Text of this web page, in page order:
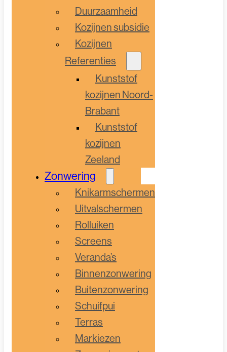
Duurzaamheid
Kozijnen subsidie
Kozijnen
Referenties
Kunststof
kozijnen Noord-
Brabant
Kunststof
kozijnen
Zeeland
Zonwering
Knikarmschermen
Uitvalschermen
Rolluiken
Screens
Veranda’s
Binnenzonwering
Buitenzonwering
Schuifpui
Terras
Markiezen